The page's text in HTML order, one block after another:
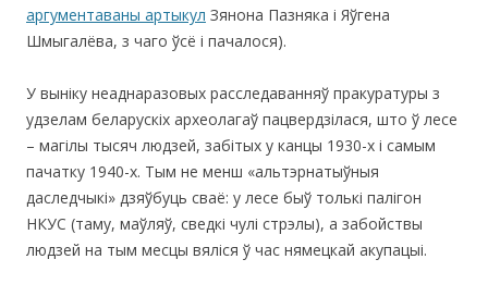
аргументаваны артыкул Зянона Пазняка і Яўгена
Шмыгалёва, з чаго ўсё і пачалося).
У выніку неаднаразовых расследаванняў пракуратуры з
удзелам беларускіх археолагаў пацвердзілася, што ў лесе
– магілы тысяч людзей, забітых у канцы 1930-х і самым
пачатку 1940-х. Тым не менш «альтэрнатыўныя
даследчыкі» дзяўбуць сваё: у лесе быў толькі палігон
НКУС (таму, маўляў, сведкі чулі стрэлы), а забойствы
людзей на тым месцы вяліся ў час нямецкай акупацыі.